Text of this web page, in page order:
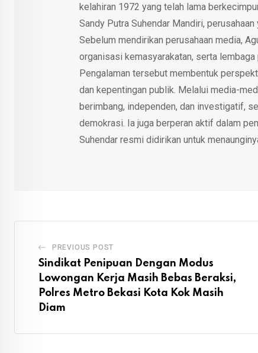
kelahiran 1972 yang telah lama
Sandy Putra Suhendar Mandiri,
Sebelum mendirikan perusahaan media,
organisasi kemasyarakatan, serta
Pengalaman tersebut membentuk
dan kepentingan publik. Melalui media-
berimbang, independen, dan investigatif,
demokrasi. Ia juga berperan aktif dalam
Suhendar resmi didirikan untuk
PREVIOUS POST
Sindikat Penipuan Dengan Modus
Lowongan Kerja Masih Bebas Beraksi,
Polres Metro Bekasi Kota Kok Masih
Diam